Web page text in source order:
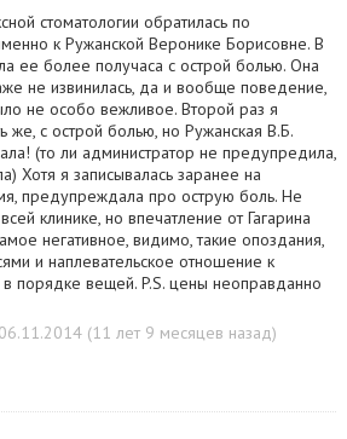
стоматологии обратилась по
к Ружанской Веронике Борисовне. В
ее более получаса с острой болью. Она
не извинилась, да и вообще поведение,
не особо вежливое. Второй раз я
же, с острой болью, но Ружанская В.Б.
(то ли администратор не предупредила,
Хотя я записывалась заранее на
предупреждала про острую боль. Не
клинике, но впечатление от Гагарина
негативное, видимо, такие опоздания,
и наплевательское отношение к
порядке вещей. P.S. цены неоправданно
(11 лет 9 месяцев назад)